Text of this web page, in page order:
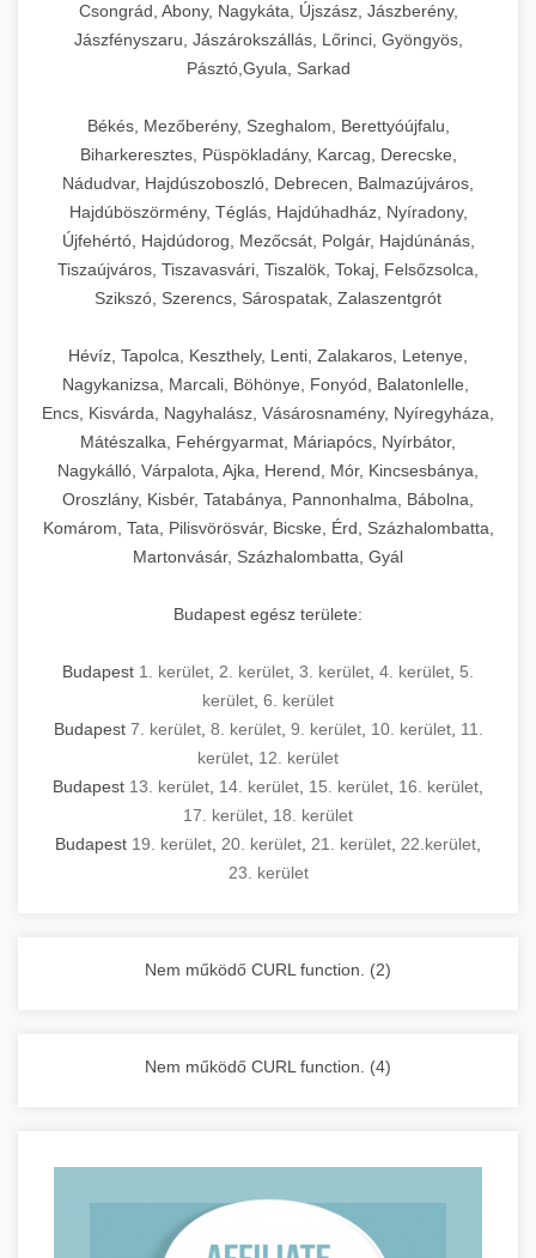
Ipari mosogatógépek teljes kínálata -
chef-iparikonyhagepek.hu
kereskedelmi mosogatógép és tisztítóberendezések
Biztonságos kezelést biztosító védőburkolatok
és kapcsolók védelmet nyújtanak a kezelők
számára.
Sajtreszelő gépek szakmai választéka -
chef-iparikonyhagepek.hu
kereskedelmi sajtreszelő és aprítógépek
feldolgozógépeken (szeletelők, aprítók,
mixerek) át egészen a hűtő- és fagyasztó
berendezésekig, mosogatógépekig és
megtalál. Szakértő tanácsadóink segítenek a
megfelelő berendezések kiválasztásában, a
konyha optimális elrendezésének
megtervezésében, valamint a telepítés és az
üzembe helyezés koordinálásában. Hosszú távú
garancia, gyors szerviz és folyamatos műszaki
vállalkozása zavartalan működését.
Nagykonyhai berendezések komplett
választéka - chef-iparikonyhagepek.hu
kereskedelmi konyhai megoldások és komplett
felszerelések
Csongrád, Abony, Nagykáta, Újszász, Jászberény,
Jászfényszaru, Jászárokszállás, Lőrinci, Gyöngyös,
Pásztó,Gyula, Sarkad
Békés, Mezőberény, Szeghalom, Berettyóújfalu,
Biharkeresztes, Püspökladány, Karcag, Derecske,
Nádudvar, Hajdúszoboszló, Debrecen, Balmazújváros,
Hajdúböszörmény, Téglás, Hajdúhadház, Nyíradony,
Újfehértó, Hajdúdorog, Mezőcsát, Polgár, Hajdúnánás,
Tiszaújváros, Tiszavasvári, Tiszalök, Tokaj, Felsőzsolca,
Szikszó, Szerencs, Sárospatak, Zalaszentgrót
Hévíz, Tapolca, Keszthely, Lenti, Zalakaros, Letenye,
Nagykanizsa, Marcali, Böhönye, Fonyód, Balatonlelle,
Encs, Kisvárda, Nagyhalász, Vásárosnamény, Nyíregyháza,
Mátészalka, Fehérgyarmat, Máriapócs, Nyírbátor,
Nagykálló, Várpalota, Ajka, Herend, Mór, Kincsesbánya,
Oroszlány, Kisbér, Tatabánya, Pannonhalma, Bábolna,
Komárom, Tata, Pilisvörösvár, Bicske, Érd, Százhalombatta,
Martonvásár, Százhalombatta, Gyál
Budapest egész területe:
Budapest 1. kerület 2. kerület 3. kerület 4. kerület 5.
kerület 6. kerület
Budapest 7. kerület, 8. kerület, 9. kerület, 10. kerület, 11.
kerület 12. kerület
Budapest 13. kerület 14. kerület 15. kerület 16. kerület
17. kerület 18. kerület
Budapest 19. kerület 20. kerület 21. kerület 22.kerület
23. kerület
Nem működő CURL function. (2)
Nem működő CURL function. (4)